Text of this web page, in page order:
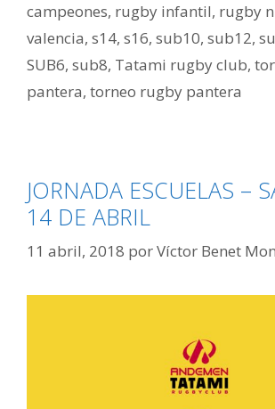
campeones, rugby infantil, rugby
valencia, s14, s16, sub10, sub12,
SUB6, sub8, Tatami rugby club,
pantera, torneo rugby pantera
JORNADA ESCUELAS –
14 DE ABRIL
11 abril, 2018 porVíctor Benet